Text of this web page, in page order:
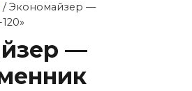
/ Экономайзер —
—